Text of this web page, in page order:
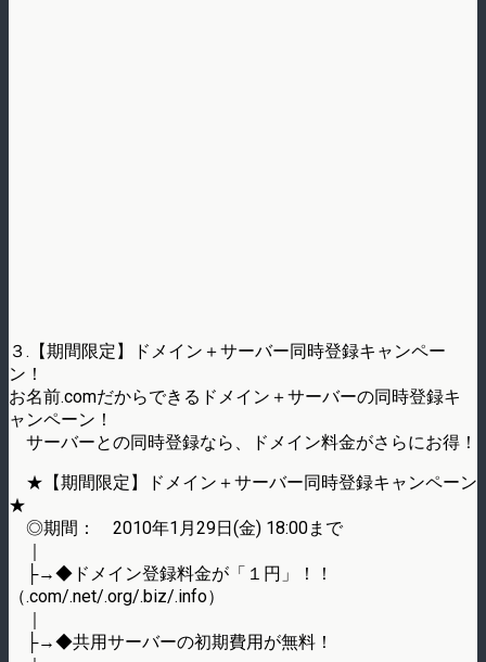
３.【期間限定】ドメイン＋サーバー同時登録キャンペー
ン！
お名前.comだからできるドメイン＋サーバーの同時登録キ
ャンペーン！
サーバーとの同時登録なら、ドメイン料金がさらにお得！
★【期間限定】ドメイン＋サーバー同時登録キャンペーン
★
◎期間： 2010年1月29日(金) 18:00まで
｜
├→◆ドメイン登録料金が「１円」！！
（.com/.net/.org/.biz/.info）
｜
├→◆共用サーバーの初期費用が無料！